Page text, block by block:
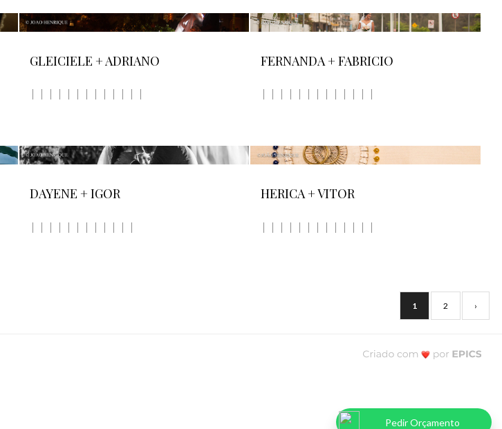
GLEICIELE + ADRIANO FERNANDA + FABRICIO
DAYENE + IGOR HERICA + VITOR
1 2 ›
Pedir Orçamento